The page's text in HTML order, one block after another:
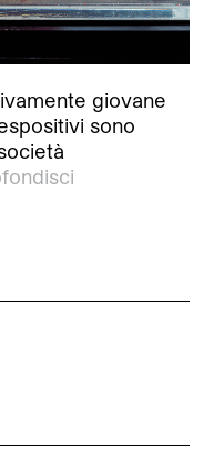
giovane
sono